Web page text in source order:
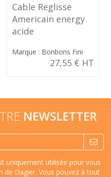
Cable Reglisse
Americain energy
acide
Marque : Bonbons Fini
27,55 € HT
NEWSLETTER
uniquement utilisée pour vous
Dagier. Vous pouvez à tout